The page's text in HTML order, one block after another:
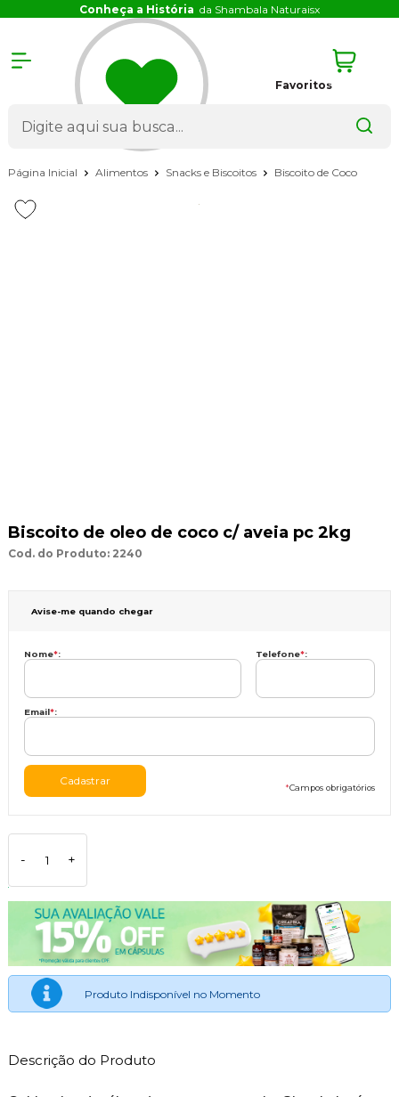
Conheça a História da Shambala Naturaisx
Favoritos
Página Inicial Alimentos Snacks e Biscoitos Biscoito de Coco
Biscoito de oleo de coco c/ aveia pc 2kg
Cod. do Produto: 2240
Avise-me quando chegar
Nome*: Telefone*:
Email*:
*Campos obrigatórios
- +
Produto Indisponível no Momento
Descrição do Produto